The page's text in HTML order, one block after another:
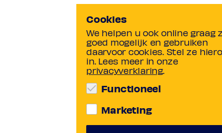
Cookies
We helpen u ook online graag
goed mogelijk en gebruiken
daarvoor cookies. Stel ze
in. Lees meer in onze
privacyverklaring.
Functioneel
Functionele cookies
Deze zijn nodig om de website
Marketing